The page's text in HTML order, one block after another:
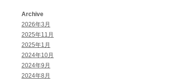
Archive
2026年3月
2025年11月
2025年1月
2024年10月
2024年9月
2024年8月